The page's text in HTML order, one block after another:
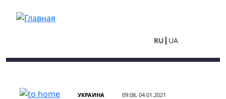
RU UA
УКРАИНА 09:08, 04.01.2021